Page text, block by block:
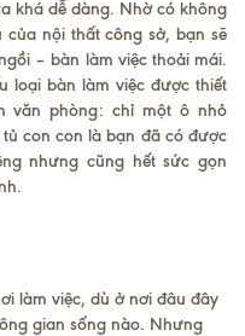
khá dễ dàng. Nhờ có không
nội thất công sở, bạn sẽ
– bàn làm việc thoải mái.
loại bàn làm việc được thiết
văn phòng: chỉ một ô nhỏ
con con là bạn đã có được
nhưng cũng hết sức gọn
làm việc, dù ở nơi đâu đây
gian sống nào. Nhưng